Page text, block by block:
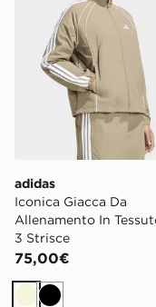
adidas
Iconica Giacca Da
Allenamento In
3 Strisce
75,00€